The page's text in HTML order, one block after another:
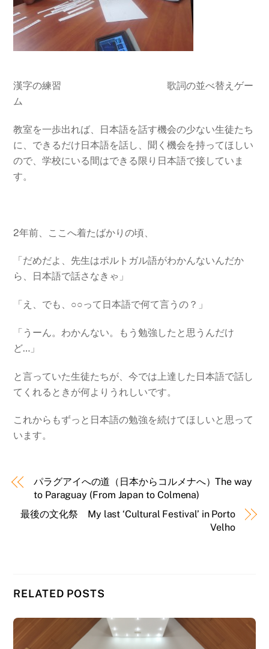
漢字の練習 歌詞の並べ替えゲー
ム
教室を一歩出れば、日本語を話す機会の少ない生徒たち
に、できるだけ日本語を話し、聞く機会を持ってほしい
ので、学校にいる間はできる限り日本語で接していま
す。
2年前、ここへ着たばかりの頃、
「だめだよ、先生はポルトガル語がわかんないんだか
ら、日本語で話さなきゃ」
「え、でも、○○って日本語で何て言うの？」
「うーん。わかんない。もう勉強したと思うんだけ
ど…」
と言っていた生徒たちが、今では上達した日本語で話し
てくれるときが何よりうれしいです。
これからもずっと日本語の勉強を続けてほしいと思って
います。
パラグアイへの道（日本からコルメナへ）The way
to Paraguay (From Japan to Colmena)
最後の文化祭 My last ‘Cultural Festival’ in Porto
Velho
RELATED POSTS